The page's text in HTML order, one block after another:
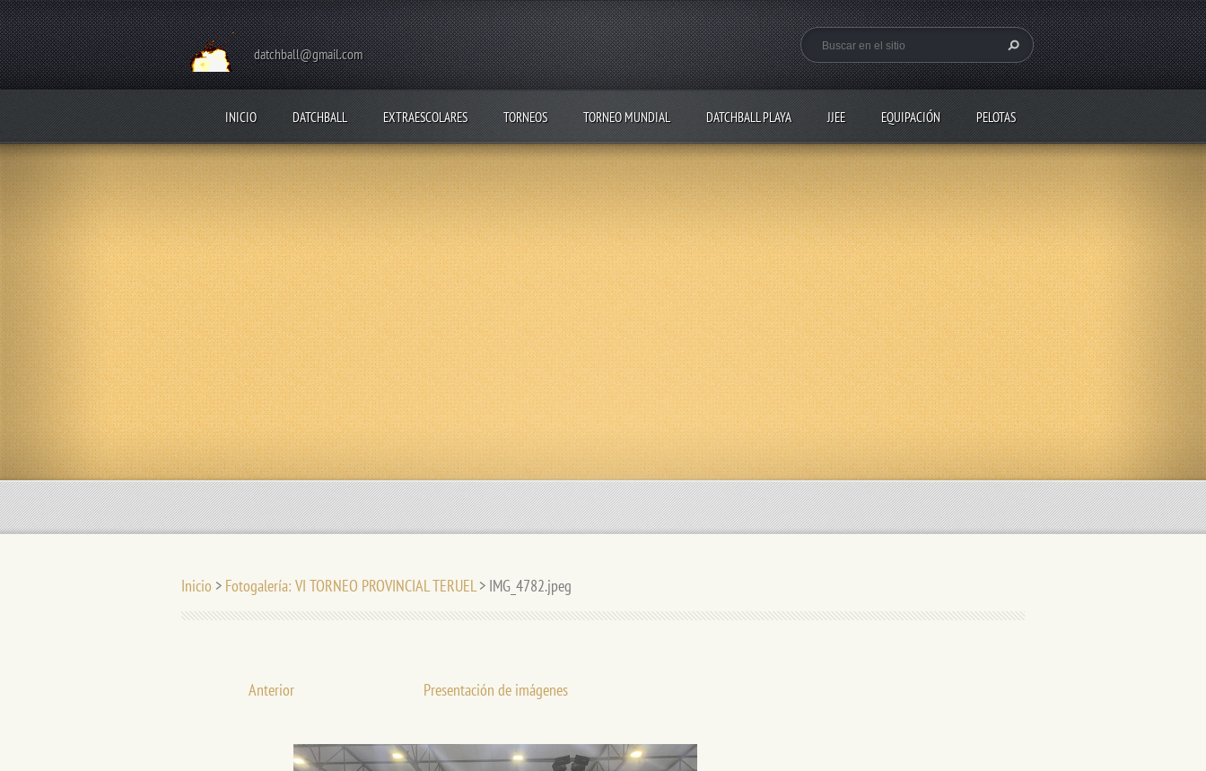
datchball@gmail.com
INICIO DATCHBALL EXTRAESCOLARES TORNEOS TORNEO MUNDIAL DATCHBALL PLAYA JJEE EQUIPACIÓN PELOTAS
Inicio > Fotogalería: VI TORNEO PROVINCIAL TERUEL > IMG_4782.jpeg
Anterior Presentación de imágenes